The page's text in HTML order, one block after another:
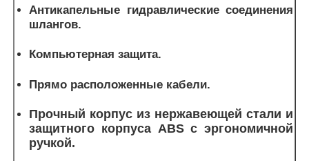
Антикапельные гидравлические соединения
шлангов.
Компьютерная защита.
Прямо расположенные кабели.
Прочный корпус из нержавеющей стали и
защитного корпуса ABS с эргономичной
ручкой.